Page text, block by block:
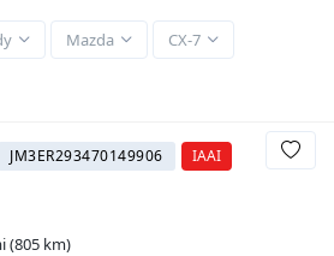
Mazda
CX-7
JM3ER293470149906 IAAI
(805 km)